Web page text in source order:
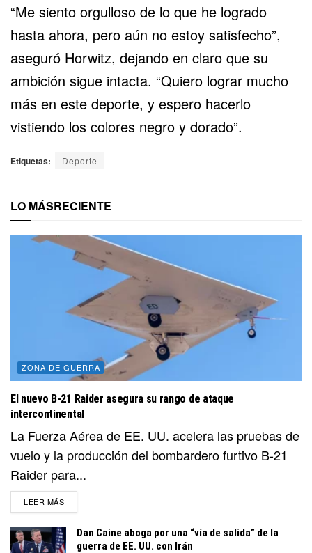
“Me siento orgulloso de lo que he logrado
hasta ahora, pero aún no estoy satisfecho”,
aseguró Horwitz, dejando en claro que su
ambición sigue intacta. “Quiero lograr mucho
más en este deporte, y espero hacerlo
vistiendo los colores negro y dorado”.
Etiquetas: Deporte
LO MÁSRECIENTE
ZONA DE GUERRA
El nuevo B-21 Raider asegura su rango de ataque
intercontinental
La Fuerza Aérea de EE. UU. acelera las pruebas de
vuelo y la producción del bombardero furtivo B-21
Raider para...
LEER MÁSDETAILS
Dan Caine aboga por una “vía de salida” de la
guerra de EE. UU. con Irán